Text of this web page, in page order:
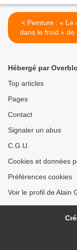
< Peinture : « Le chaud
dans le froid » de
Randria
Hébergé par
Top articles
Pages
Contact
Signaler un abus
C.G.U.
Cookies et données
Préférences cookies
Voir le profil de Alain